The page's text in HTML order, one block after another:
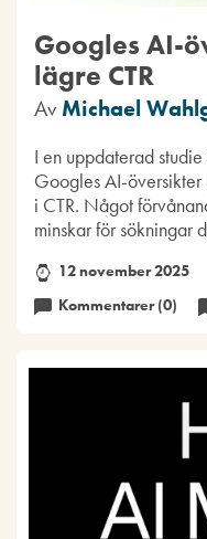
Googles AI-
lägre CTR
Av Michael
I en uppdaterad
Googles AI-
i CTR. Något
minskar för sökningar
12 november 2025
Kommentarer (0)